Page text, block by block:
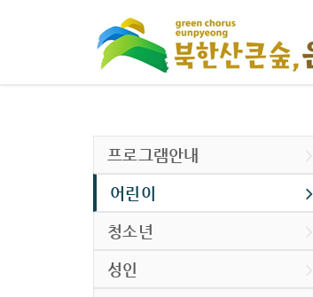
프로그램안내
어린이
청소년
성인